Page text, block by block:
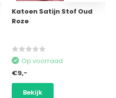
Katoen Satijn Stof Oud
Roze
Op voorraad
€9,-
Bekijk